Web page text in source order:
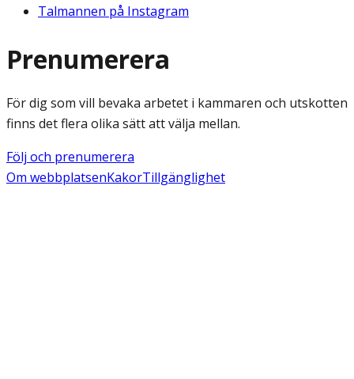
Talmannen på Instagram
Prenumerera
För dig som vill bevaka arbetet i kammaren och utskotten
finns det flera olika sätt att välja mellan.
Följ och prenumerera
Om webbplatsenKakorTillgänglighet